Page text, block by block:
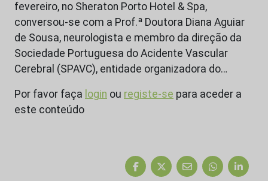
fevereiro, no Sheraton Porto Hotel & Spa,
conversou-se com a Prof.ª Doutora Diana Aguiar
de Sousa, neurologista e membro da direção da
Sociedade Portuguesa do Acidente Vascular
Cerebral (SPAVC), entidade organizadora do…
Por favor faça login ou registe-se para aceder a
este conteúdo